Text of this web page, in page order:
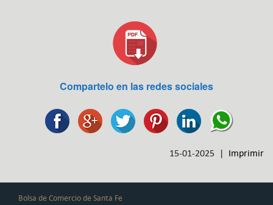
Compartelo en las redes sociales
15-01-2025 | Imprimir
Bolsa de Comercio de Santa Fe